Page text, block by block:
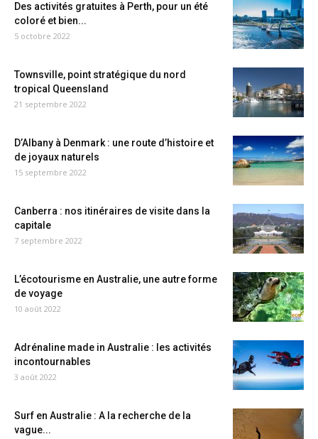
Des activités gratuites à Perth, pour un été
coloré et bien...
5 octobre 2022
Townsville, point stratégique du nord
tropical Queensland
21 septembre 2022
D’Albany à Denmark : une route d’histoire et
de joyaux naturels
15 septembre 2022
Canberra : nos itinéraires de visite dans la
capitale
7 septembre 2022
L’écotourisme en Australie, une autre forme
de voyage
10 août 2022
Adrénaline made in Australie : les activités
incontournables
3 août 2022
Surf en Australie : A la recherche de la
vague...